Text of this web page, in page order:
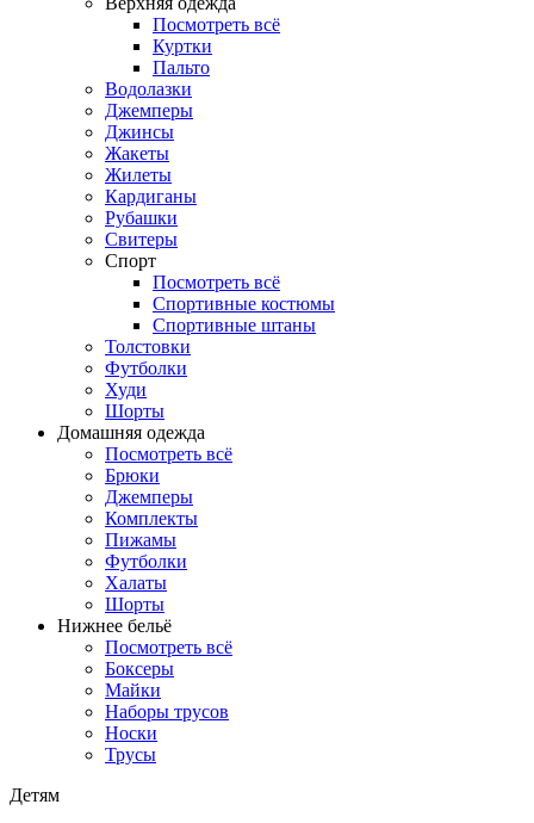
Посмотреть всё
Куртки
Пальто
Водолазки
Джемперы
Джинсы
Жакеты
Жилеты
Кардиганы
Рубашки
Свитеры
Спорт
Посмотреть всё
Спортивные костюмы
Спортивные штаны
Толстовки
Футболки
Худи
Шорты
Домашняя одежда
Посмотреть всё
Брюки
Джемперы
Комплекты
Пижамы
Футболки
Халаты
Шорты
Нижнее бельё
Посмотреть всё
Боксеры
Майки
Наборы трусов
Носки
Трусы
Детям